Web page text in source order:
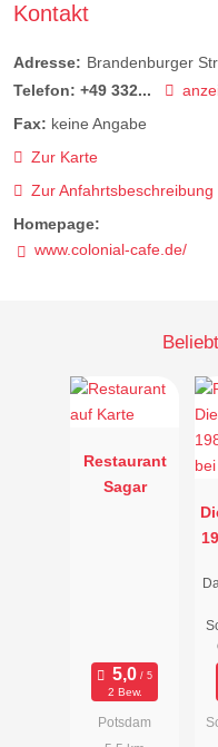
Kontakt
Adresse: Brandenburger
Telefon: +49 332...
Fax: keine Angabe
Zur Karte
Zur Anfahrtsbeschreibung
Homepage:
www.colonial-cafe.de/
Restaurant
Sagar
2 Bew.
Potsdam